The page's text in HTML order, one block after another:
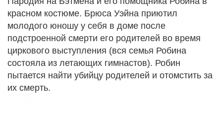
красном костюме. Брюса Уэйна приютил
молодого юношу у себя в доме после
подстроенной смерти его родителей во время
циркового выступления (вся семья Робина
состояла из летающих гимнастов). Робин
пытается найти убийцу родителей и отомстить за
их смерть.